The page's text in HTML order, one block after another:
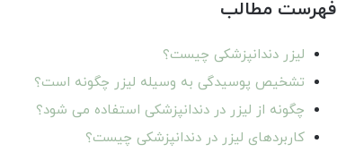
فهرست مطالب
لیزر دندانپزشکی چیست؟
تشخیص پوسیدگی به وسیله لیزر چگونه است؟
چگونه از لیزر در دندانپزشکی استفاده می شود؟
کاربردهای لیزر در دندانپزشکی چیست؟